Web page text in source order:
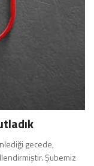
gecede,
Şubemiz